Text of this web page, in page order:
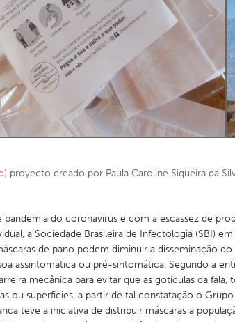
Kingston Kitchener-
South Shore Toronto
proyecto creado por Paula Caroline Siqueira da
pandemia do coronavírus e com a escassez de
a Sociedade Brasileira de Infectologia (SBI)
de pano podem diminuir a disseminação
assintomática ou pré-sintomática. Segundo a
mecânica para evitar que as gotículas da fala,
ou superfícies, a partir de tal constatação o
teve a iniciativa de distribuir máscaras a